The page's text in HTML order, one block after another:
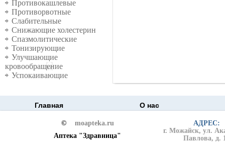
Противокашлевые
Противорвотные
Слабительные
Снижающие холестерин
Спазмолитические
Тонизирующие
Улучшающие
кровообращение
Успокаивающие
Главная О нас
©
moapteka.ru
Аптека "Здравница"
АДРЕС:
г. Можайск, ул.
Павлова, д.